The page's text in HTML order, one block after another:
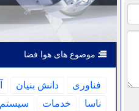
موضوع های هوا فضا
فناوری دانش بنیان
ناسا
خدمات
سیستم